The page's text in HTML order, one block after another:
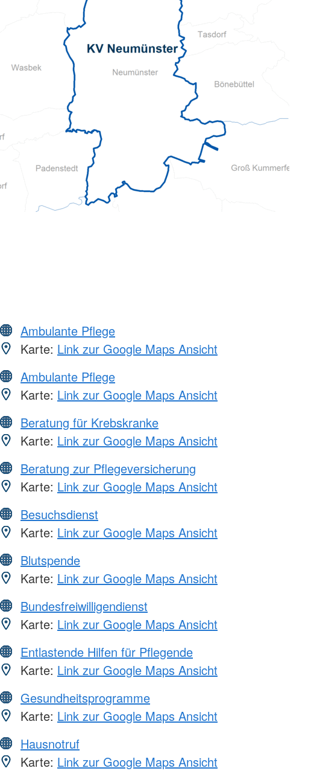
Ambulante Pflege
Karte: Link zur Google Maps Ansicht
Ambulante Pflege
Karte: Link zur Google Maps Ansicht
Beratung für Krebskranke
Karte: Link zur Google Maps Ansicht
Beratung zur Pflegeversicherung
Karte: Link zur Google Maps Ansicht
Besuchsdienst
Karte: Link zur Google Maps Ansicht
Blutspende
Karte: Link zur Google Maps Ansicht
Bundesfreiwilligendienst
Karte: Link zur Google Maps Ansicht
Entlastende Hilfen für Pflegende
Karte: Link zur Google Maps Ansicht
Gesundheitsprogramme
Karte: Link zur Google Maps Ansicht
Hausnotruf
Karte: Link zur Google Maps Ansicht